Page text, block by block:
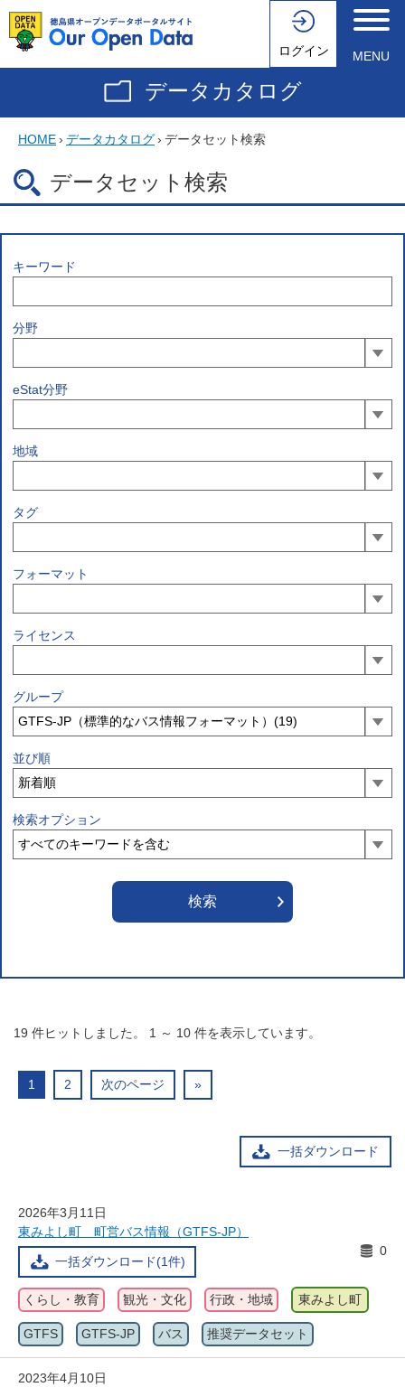
ログイン MENU
データカタログ
HOME› データカタログ› データセット検索
データセット検索
キーワード
分野
eStat分野
地域
タグ
フォーマット
ライセンス
グループ
並び順
検索オプション
19 件ヒットしました。 1 ～ 10 件を表示しています。
1 2 次のページ »
一括ダウンロード
2026年3月11日
東みよし町 町営バス情報（GTFS-JP）
一括ダウンロード(1件)
0
くらし・教育 観光・文化 行政・地域 東みよし町
GTFS GTFS-JP バス 推奨データセット
2023年4月10日